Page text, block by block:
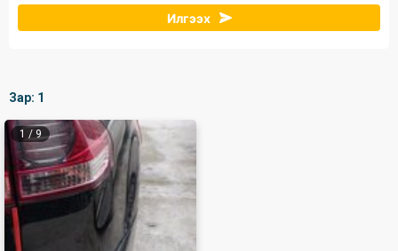
Илгээх
Зар: 1
1 / 9